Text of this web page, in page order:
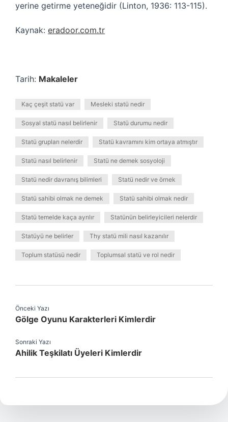
yerine getirme yeteneğidir (Linton, 1936: 113-115).
Kaynak: eradoor.com.tr
Tarih: Makaleler
Kaç çeşit statü var Mesleki statü nedir
Sosyal statü nasıl belirlenir Statü durumu nedir
Statü grupları nelerdir Statü kavramını kim ortaya atmıştır
Statü nasıl belirlenir Statü ne demek sosyoloji
Statü nedir davranış bilimleri Statü nedir ve örnek
Statü sahibi olmak ne demek Statü sahibi olmak nedir
Statü temelde kaça ayrılır Statünün belirleyicileri nelerdir
Statüyü ne belirler Thy statü mili nasıl kazanılır
Toplum statüsü nedir Toplumsal statü ve rol nedir
Önceki Yazı
Gölge Oyunu Karakterleri Kimlerdir
Sonraki Yazı
Ahilik Teşkilatı Üyeleri Kimlerdir